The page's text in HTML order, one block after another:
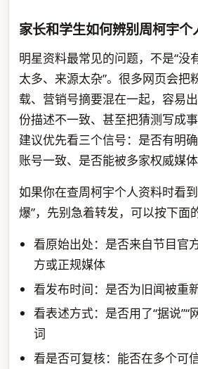
家长和学生如何辨别周柯宇个
明星资料最常见的问题，不是“没
太多、来源太杂”。很多网页会把
载、营销号摘要混在一起，容易
份描述不一致、甚至把猜测写成事
建议优先看三个信号：是否有明
账号一致、是否能被多家权威媒体
如果你在查周柯宇个人资料时看
爆”，先别急着转发，可以按下面
看原始出处：是否来自节目官
方或正规媒体
看发布时间：是否为旧闻被重
看表述方式：是否用了“据说”“
词
看是否可复核：能否在多个可